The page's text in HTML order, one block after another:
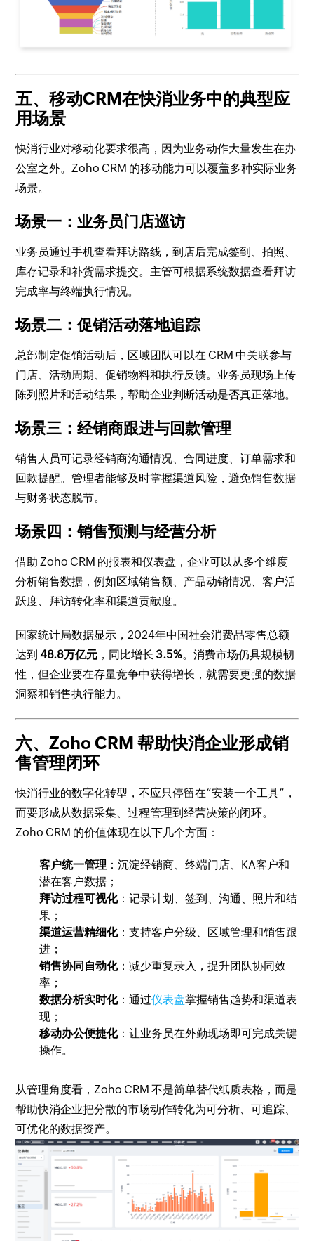
五、移动CRM在快消业务中的典型应
用场景
快消行业对移动化要求很高，因为业务动作大量发生在办
公室之外。Zoho CRM 的移动能力可以覆盖多种实际业务
场景。
场景一：业务员门店巡访
业务员通过手机查看拜访路线，到店后完成签到、拍照、
库存记录和补货需求提交。主管可根据系统数据查看拜访
完成率与终端执行情况。
场景二：促销活动落地追踪
总部制定促销活动后，区域团队可以在 CRM 中关联参与
门店、活动周期、促销物料和执行反馈。业务员现场上传
陈列照片和活动结果，帮助企业判断活动是否真正落地。
场景三：经销商跟进与回款管理
销售人员可记录经销商沟通情况、合同进度、订单需求和
回款提醒。管理者能够及时掌握渠道风险，避免销售数据
与财务状态脱节。
场景四：销售预测与经营分析
借助 Zoho CRM 的报表和仪表盘，企业可以从多个维度
分析销售数据，例如区域销售额、产品动销情况、客户活
跃度、拜访转化率和渠道贡献度。
国家统计局数据显示，2024年中国社会消费品零售总额
达到48.8万亿元 ，同比增长3.5%。消费市场仍具规模韧
性，但企业要在存量竞争中获得增长，就需要更强的数据
洞察和销售执行能力。
六、Zoho CRM 帮助快消企业形成销
售管理闭环
快消行业的数字化转型，不应只停留在“安装一个工具”，
而要形成从数据采集、过程管理到经营决策的闭环。
Zoho CRM 的价值体现在以下几个方面：
客户统一管理 ：沉淀经销商、终端门店、KA客户和
潜在客户数据；
拜访过程可视化：记录计划、签到、沟通、照片和结
果；
渠道运营精细化：支持客户分级、区域管理和销售跟
进；
销售协同自动化：减少重复录入，提升团队协同效
率；
数据分析实时化：通过仪表盘掌握销售趋势和渠道表
现；
移动办公便捷化：让业务员在外勤现场即可完成关键
操作。
从管理角度看，Zoho CRM 不是简单替代纸质表格，而是
帮助快消企业把分散的市场动作转化为可分析、可追踪、
可优化的数据资产。